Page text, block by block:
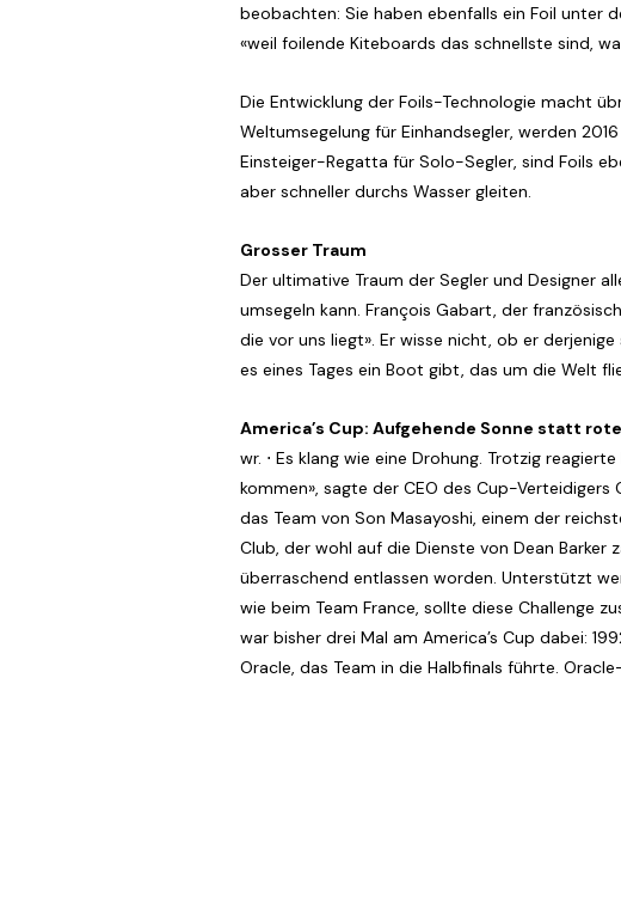
beobachten: Sie haben ebenfalls ein Foil unter
«weil foilende Kiteboards das schnellste sind,
Die Entwicklung der Foils-Technologie macht
Weltumsegelung für Einhandsegler, werden
Einsteiger-Regatta für Solo-Segler, sind Foils
aber schneller durchs Wasser gleiten.
Grosser Traum
Der ultimative Traum der Segler und Designer
umsegeln kann. François Gabart, der
die vor uns liegt». Er wisse nicht, ob er
es eines Tages ein Boot gibt, das um die Welt
America’s Cup: Aufgehende Sonne statt
wr. ⋅ Es klang wie eine Drohung. Trotzig
kommen», sagte der CEO des Cup-
das Team von Son Masayoshi, einem der
Club, der wohl auf die Dienste von Dean Barker
überraschend entlassen worden. Unterstützt
wie beim Team France, sollte diese Challenge
war bisher drei Mal am America’s Cup dabei:
Oracle, das Team in die Halbfinals führte.